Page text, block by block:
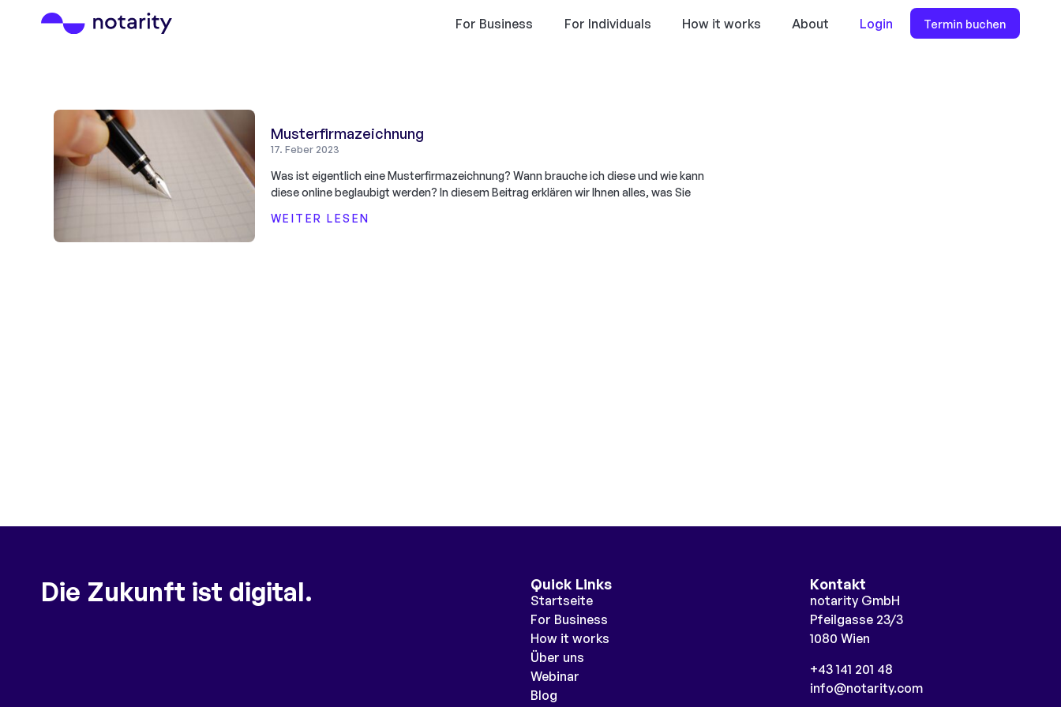
For Business For Individuals How it works About Login Termin buchen
Musterfirmazeichnung
17. Feber 2023
Was ist eigentlich eine Musterfirmazeichnung? Wann brauche ich diese und wie kann
diese online beglaubigt werden? In diesem Beitrag erklären wir Ihnen alles, was Sie
WEITER LESEN
Die Zukunft ist digital. Quick Links
Startseite
For Business
How it works
Über uns
Webinar
Blog
Kontakt
notarity GmbH
Pfeilgasse 23/3
1080 Wien
+43 141 201 48
info@notarity.com